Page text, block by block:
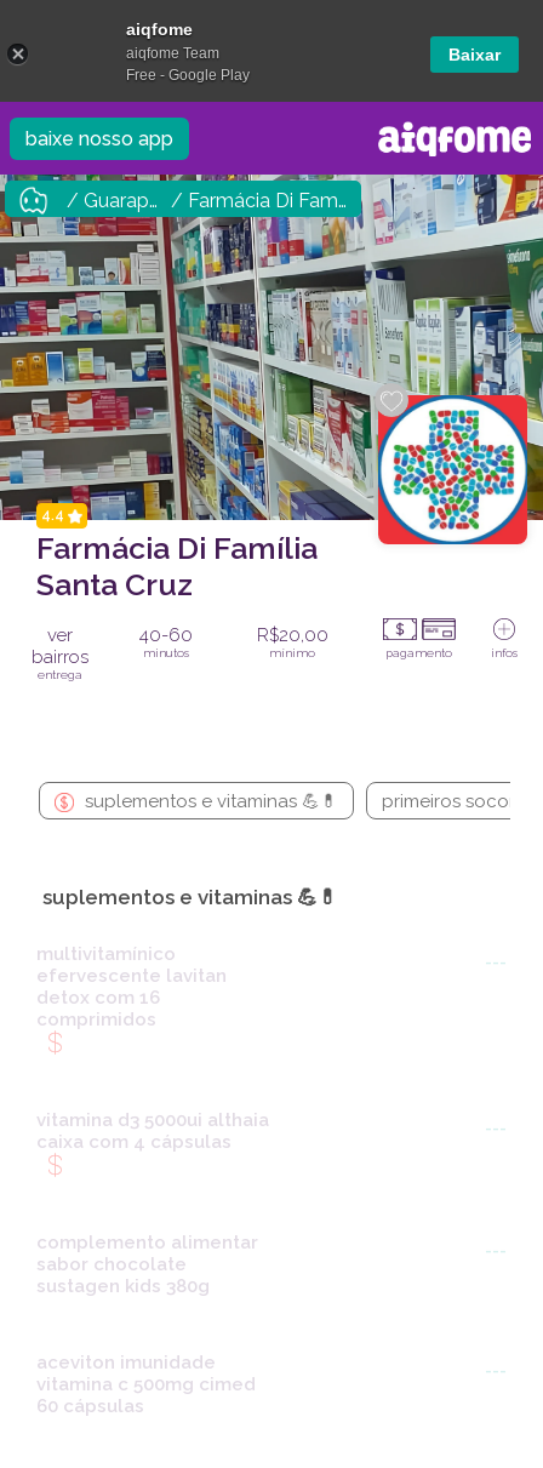
baixe nosso app
/ Guarapuava / Farmácia Di Família Santa Cruz
4.4
Farmácia Di Família
Santa Cruz
ver
bairros
entrega
40-60
minutos
R$20,00
mínimo pagamento infos
suplementos e vitaminas 💪💊 primeiros
suplementos e vitaminas 💪💊
multivitamínico
efervescente lavitan
detox com 16
comprimidos
---
vitamina d3 5000ui althaia
caixa com 4 cápsulas
---
complemento alimentar
sabor chocolate
sustagen kids 380g
---
aceviton imunidade
vitamina c 500mg cimed
60 cápsulas
---
aiqfome
aiqfome Team
Free - Google Play
Baixar